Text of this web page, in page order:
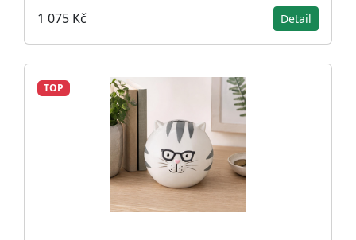
1 075 Kč Detail
TOP